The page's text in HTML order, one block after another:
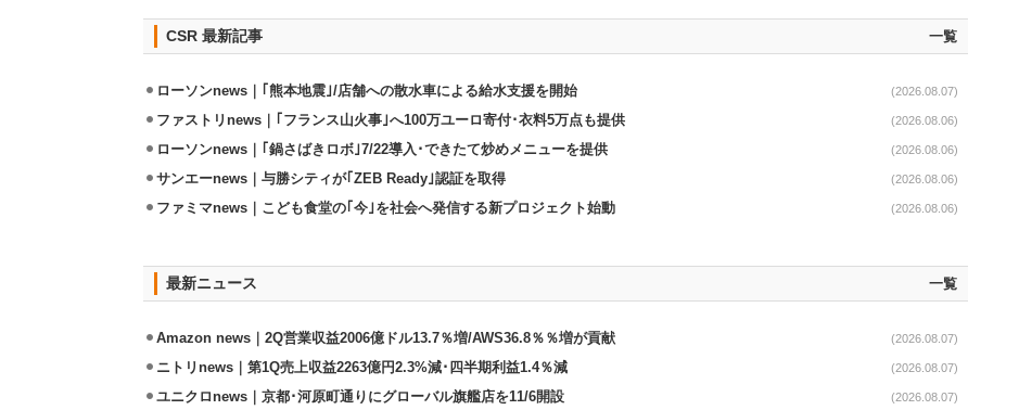
CSR 最新記事 一覧
ローソンnews｜｢熊本地震｣/店舗への散水車による給水支援を開始 (2026.08.07)
ファストリnews｜｢フランス山火事｣へ100万ユーロ寄付･衣料5万点も提供 (2026.08.06)
ローソンnews｜｢鍋さばきロボ｣7/22導入･できたて炒めメニューを提供 (2026.08.06)
サンエーnews｜与勝シティが｢ZEB Ready｣認証を取得 (2026.08.06)
ファミマnews｜こども食堂の｢今｣を社会へ発信する新プロジェクト始動 (2026.08.06)
最新ニュース 一覧
Amazon news｜2Q営業収益2006億ドル13.7％増/AWS36.8％％増が貢献 (2026.08.07)
ニトリnews｜第1Q売上収益2263億円2.3%減･四半期利益1.4％減 (2026.08.07)
ユニクロnews｜京都･河原町通りにグローバル旗艦店を11/6開設 (2026.08.07)